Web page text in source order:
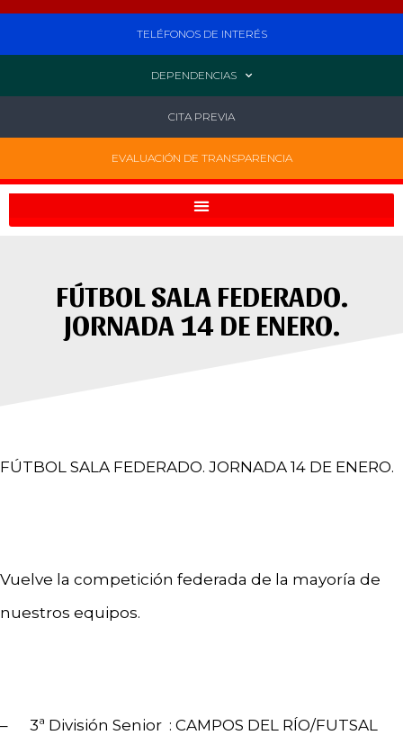
TELÉFONOS DE INTERÉS
DEPENDENCIAS
CITA PREVIA
EVALUACIÓN DE TRANSPARENCIA
FÚTBOL SALA FEDERADO.
JORNADA 14 DE ENERO.
FÚTBOL SALA FEDERADO. JORNADA 14 DE ENERO.
Vuelve la competición federada de la mayoría de
nuestros equipos.
– 3ª División Senior : CAMPOS DEL RÍO/FUTSAL